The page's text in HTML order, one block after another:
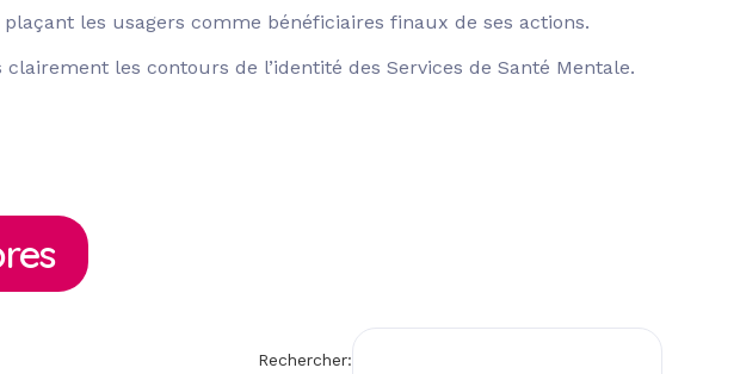
les usagers comme bénéficiaires finaux de ses actions.
les contours de l’identité des Services de Santé Mentale.
Rechercher: